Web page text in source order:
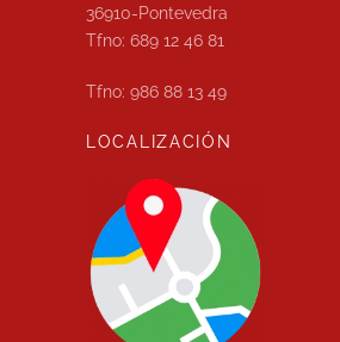
36910-Pontevedra
Tfno: 689 12 46 81
Tfno: 986 88 13 49
LOCALIZACIÓN